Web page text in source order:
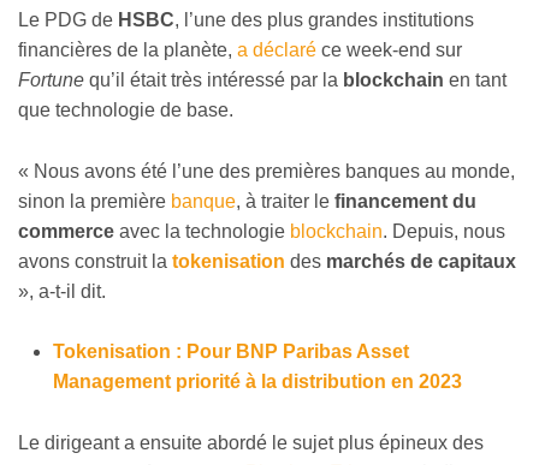
Le PDG de HSBC, l’une des plus grandes institutions
financières de la planète, a déclaré ce week-end sur
Fortune qu’il était très intéressé par la blockchain en tant
que technologie de base.
« Nous avons été l’une des premières banques au monde,
sinon la première banque, à traiter le financement du
commerce avec la technologie blockchain. Depuis, nous
avons construit la tokenisation des marchés de capitaux
», a-t-il dit.
Tokenisation : Pour BNP Paribas Asset
Management priorité à la distribution en 2023
Le dirigeant a ensuite abordé le sujet plus épineux des